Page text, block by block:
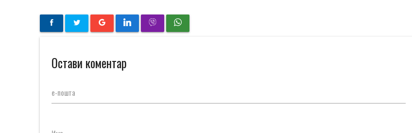
Остави коментар
е-пошта